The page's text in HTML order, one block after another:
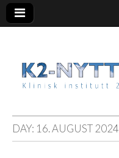
K2 Nytt
DAY: 16. AUGUST 2024